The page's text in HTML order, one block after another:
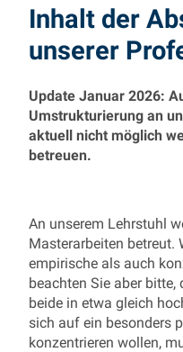
Inhalt der
unserer
Update Januar 2026:
Umstrukturierung an
aktuell nicht möglich
betreuen.
An unserem Lehrstuhl
Masterarbeiten betreut.
empirische als auch
beachten Sie aber
beide in etwa gleich
sich auf ein besonders
konzentrieren wollen,